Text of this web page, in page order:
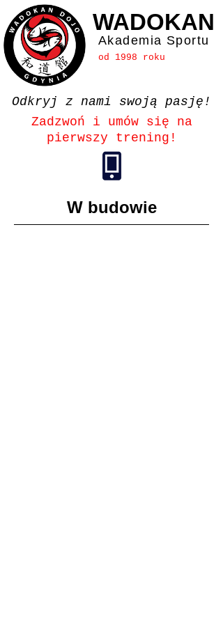
WADOKAN
Akademia Sportu
od 1998 roku
Odkryj z nami swoją pasję!
Zadzwoń i umów się na
pierwszy trening!
W budowie